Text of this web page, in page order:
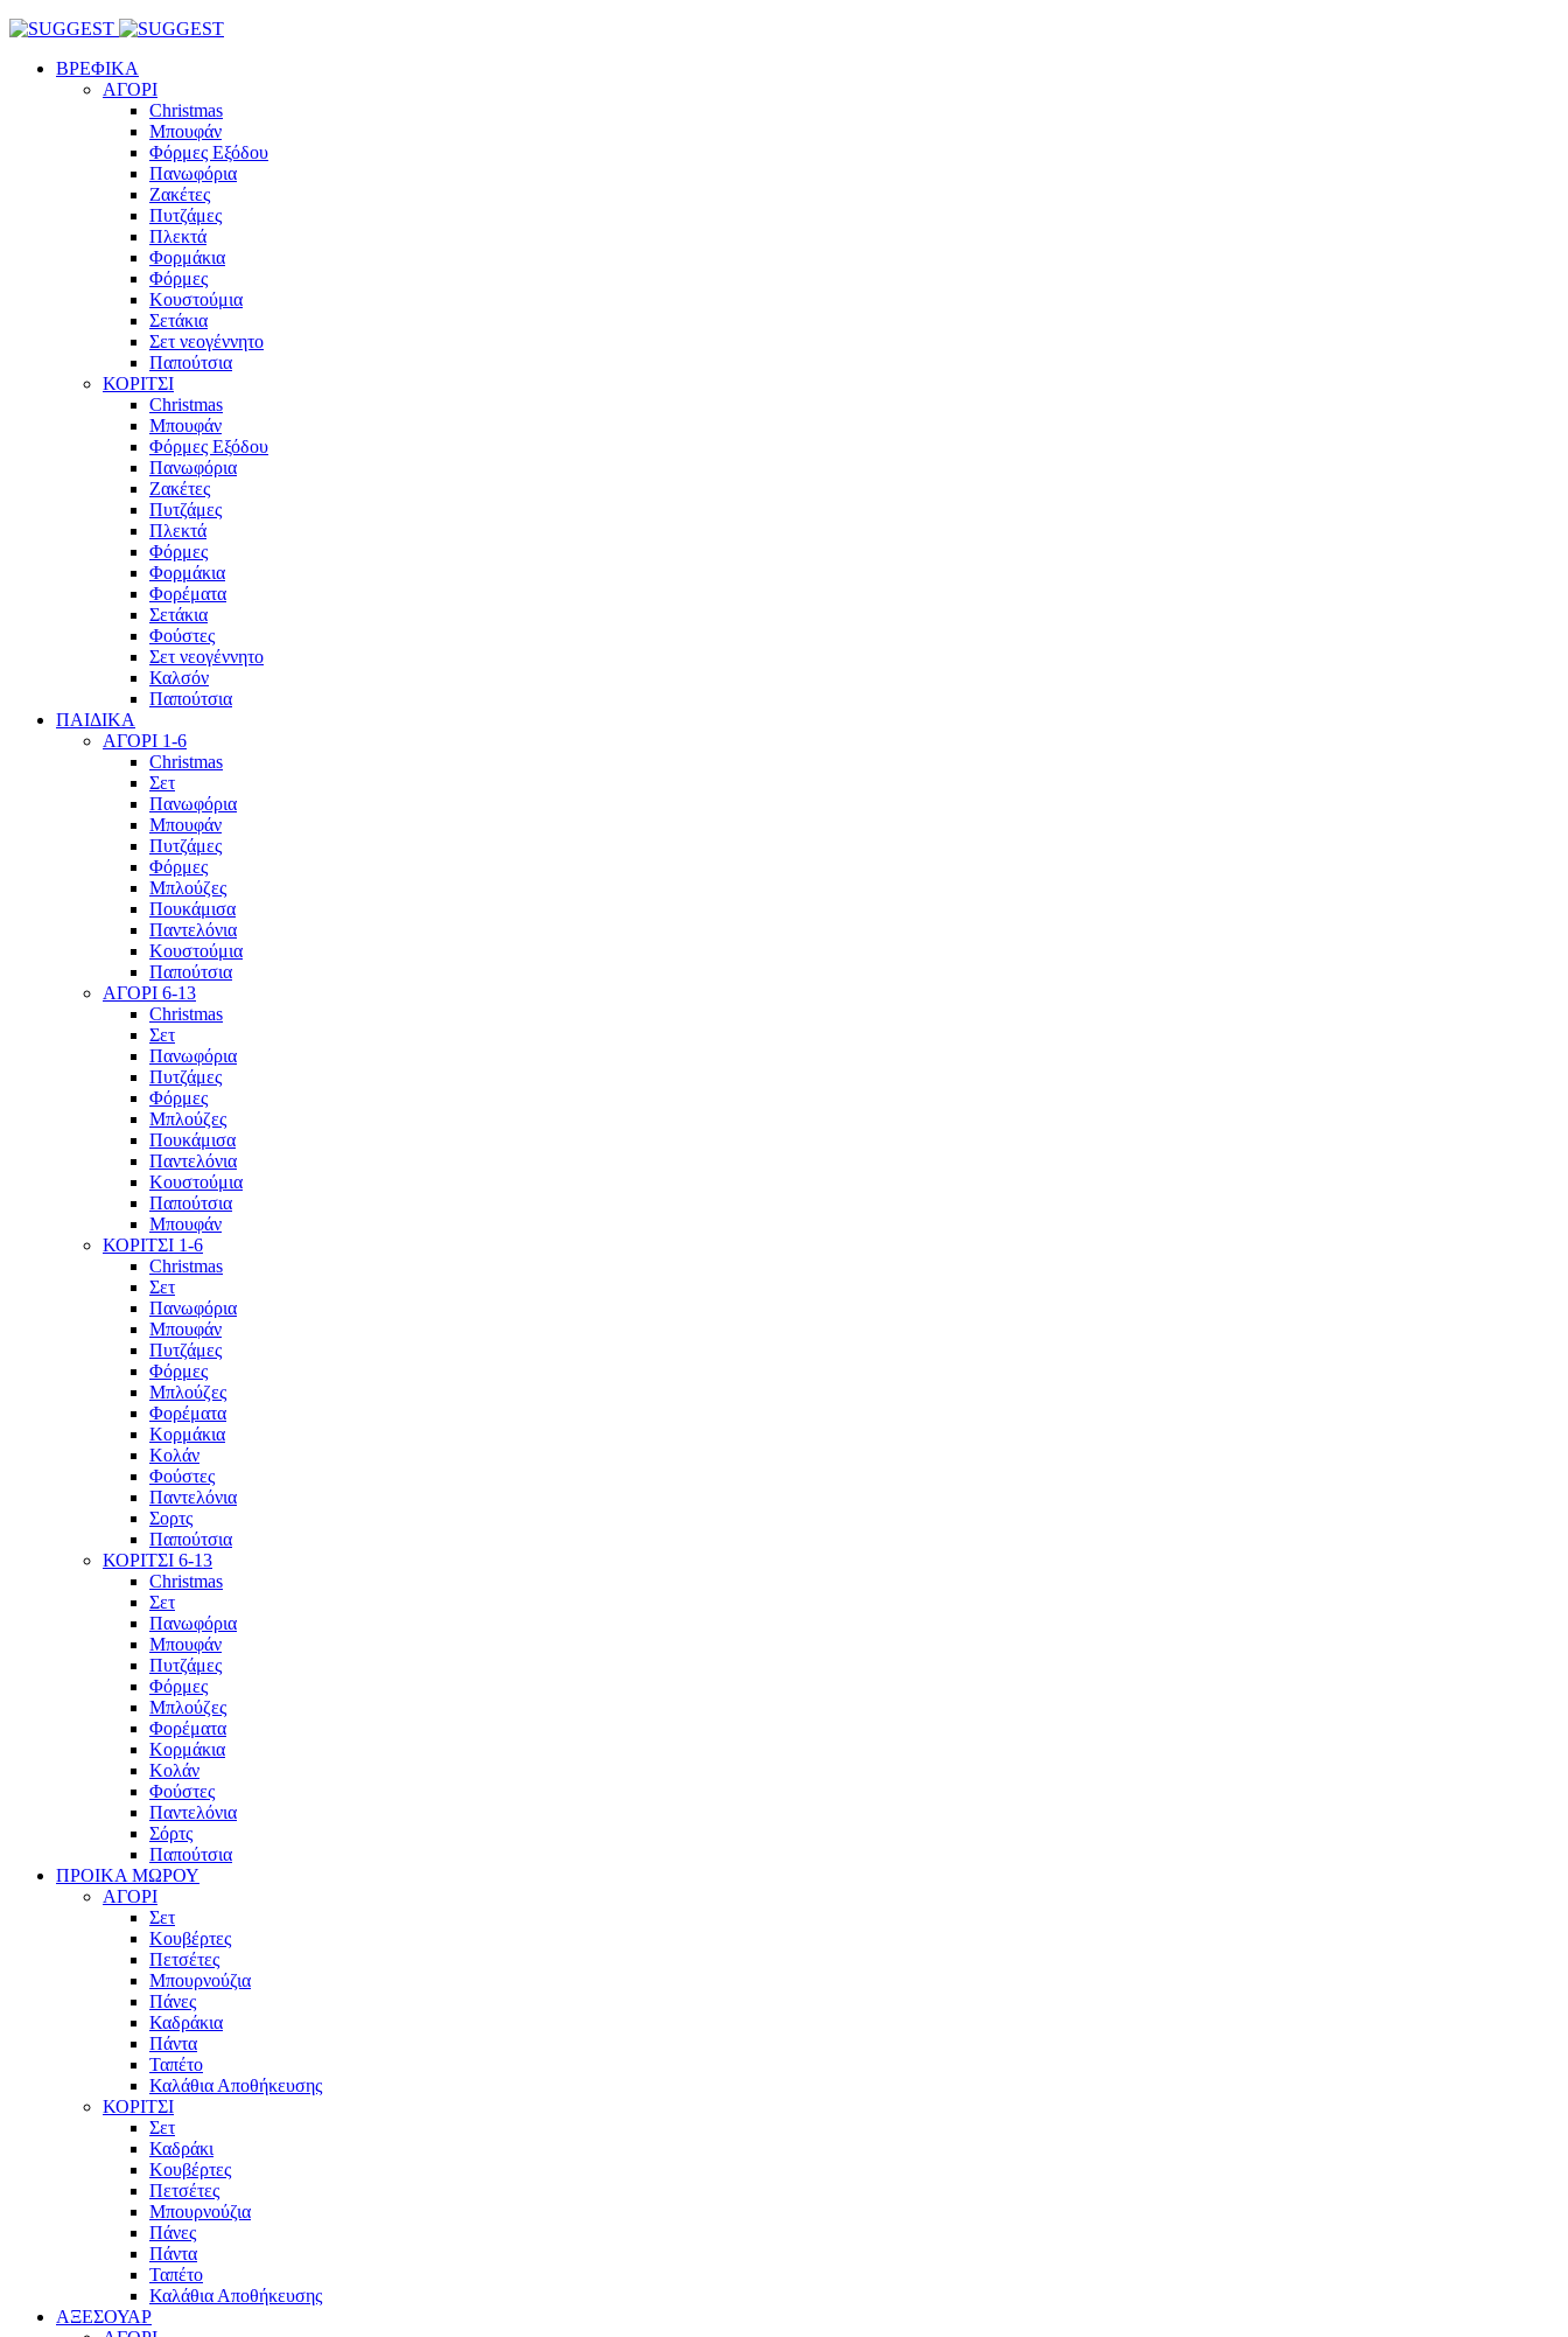
ΒΡΕΦΙΚΑ
ΑΓΟΡΙ
Christmas
Μπουφάν
Φόρμες Εξόδου
Πανωφόρια
Ζακέτες
Πυτζάμες
Πλεκτά
Φορμάκια
Φόρμες
Κουστούμια
Σετάκια
Σετ νεογέννητο
Παπούτσια
ΚΟΡΙΤΣΙ
Christmas
Μπουφάν
Φόρμες Εξόδου
Πανωφόρια
Ζακέτες
Πυτζάμες
Πλεκτά
Φόρμες
Φορμάκια
Φορέματα
Σετάκια
Φούστες
Σετ νεογέννητο
Καλσόν
Παπούτσια
ΠΑΙΔΙΚΑ
ΑΓΟΡΙ 1-6
Christmas
Σετ
Πανωφόρια
Μπουφάν
Πυτζάμες
Φόρμες
Μπλούζες
Πουκάμισα
Παντελόνια
Κουστούμια
Παπούτσια
ΑΓΟΡΙ 6-13
Christmas
Σετ
Πανωφόρια
Πυτζάμες
Φόρμες
Μπλούζες
Πουκάμισα
Παντελόνια
Κουστούμια
Παπούτσια
Μπουφάν
ΚΟΡΙΤΣΙ 1-6
Christmas
Σετ
Πανωφόρια
Μπουφάν
Πυτζάμες
Φόρμες
Μπλούζες
Φορέματα
Κορμάκια
Κολάν
Φούστες
Παντελόνια
Σορτς
Παπούτσια
ΚΟΡΙΤΣΙ 6-13
Christmas
Σετ
Πανωφόρια
Μπουφάν
Πυτζάμες
Φόρμες
Μπλούζες
Φορέματα
Κορμάκια
Κολάν
Φούστες
Παντελόνια
Σόρτς
Παπούτσια
ΠΡΟΙΚΑ ΜΩΡΟΥ
ΑΓΟΡΙ
Σετ
Κουβέρτες
Πετσέτες
Μπουρνούζια
Πάνες
Καδράκια
Πάντα
Ταπέτο
Καλάθια Αποθήκευσης
ΚΟΡΙΤΣΙ
Σετ
Καδράκι
Κουβέρτες
Πετσέτες
Μπουρνούζια
Πάνες
Πάντα
Ταπέτο
Καλάθια Αποθήκευσης
ΑΞΕΣΟΥΑΡ